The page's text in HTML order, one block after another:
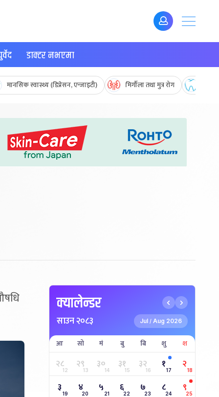
डाक्टर नभएमा
मानसिक स्वास्थ्य (डिप्रेसन, एन्जाइटी) मिर्गौला तथा मुत्र रोग
क्यालेन्डर
साउन २०८३ Jul / Aug 2026
आ सो मं बु बि शु श
२८12 २९13 ३०14 ३१15 ३२16 १17 २18
३ 19 ४20 ५ 21 ६22 ७23 ८24 ९25